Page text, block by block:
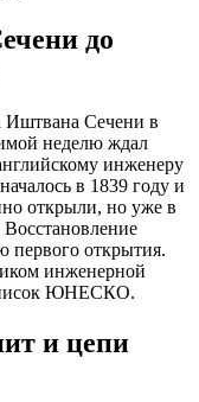
до
Иштвана Сечени в
неделю ждал
инженеру
в 1839 году и
открыли, но уже в
первого открытия.
инженерной
ЮНЕСКО.
и цепи